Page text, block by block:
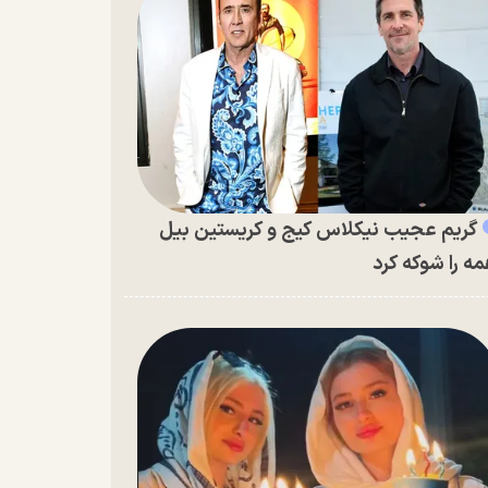
گریم عجیب نیکلاس کیج و کریستین بیل
را شوکه کرد